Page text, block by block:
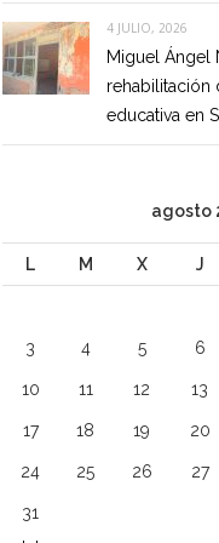
4 JULIO, 2026
Miguel Ángel
rehabilitación
educativa en
agosto
L M X J
3 4 5 6
10 11 12 13
17 18 19 20
24 25 26 27
31